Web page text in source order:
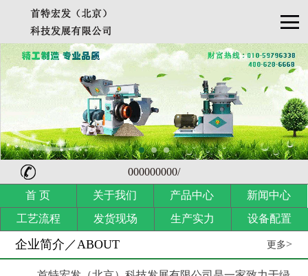
000000000/
首 页
关于我们 产品中心
新闻中心
工艺流程
发货现场 生产实力 设备配置
企业简介／ABOUT 更多>